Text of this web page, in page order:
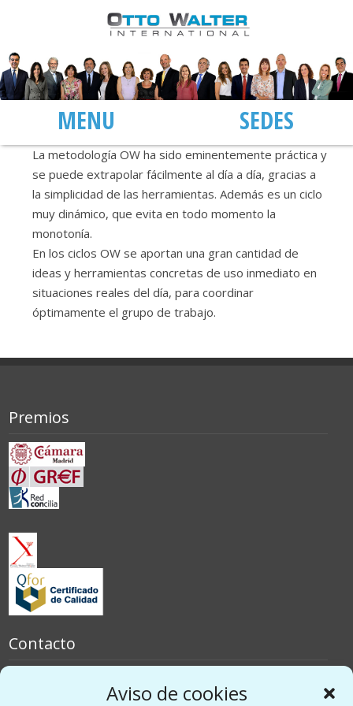
Aviso de cookies
MENÚ SEDES
La metodología OW ha sido eminentemente práctica y
se puede extrapolar fácilmente al día a día, gracias a
la simplicidad de las herramientas. Además es un ciclo
muy dinámico, que evita en todo momento la
monotonía.
En los ciclos OW se aportan una gran cantidad de
ideas y herramientas concretas de uso inmediato en
situaciones reales del día, para coordinar
óptimamente el grupo de trabajo.
Premios
Contacto